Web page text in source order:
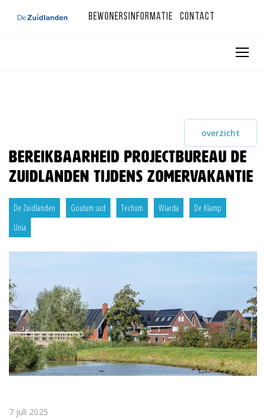
Bewonersinformatie Contact
overzicht
Bereikbaarheid Projectbureau De
Zuidlanden tijdens zomervakantie
De Zuidlanden Goutum sud Techum Wiarda
De Klamp
Unia
7 juli 2025